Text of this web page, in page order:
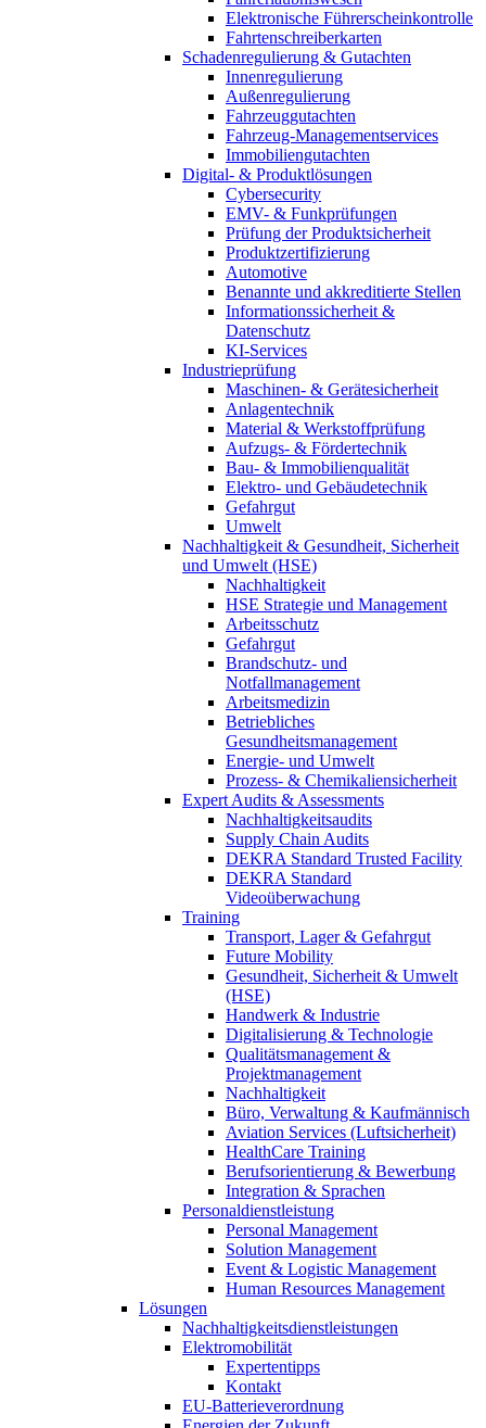
Elektronische Führerscheinkontrolle
Fahrtenschreiberkarten
Schadenregulierung & Gutachten
Innenregulierung
Außenregulierung
Fahrzeuggutachten
Fahrzeug-Managementservices
Immobiliengutachten
Digital- & Produktlösungen
Cybersecurity
EMV- & Funkprüfungen
Prüfung der Produktsicherheit
Produktzertifizierung
Automotive
Benannte und akkreditierte Stellen
Informationssicherheit &
Datenschutz
KI-Services
Industrieprüfung
Maschinen- & Gerätesicherheit
Anlagentechnik
Material & Werkstoffprüfung
Aufzugs- & Fördertechnik
Bau- & Immobilienqualität
Elektro- und Gebäudetechnik
Gefahrgut
Umwelt
Nachhaltigkeit & Gesundheit, Sicherheit
und Umwelt (HSE)
Nachhaltigkeit
HSE Strategie und Management
Arbeitsschutz
Gefahrgut
Brandschutz- und
Notfallmanagement
Arbeitsmedizin
Betriebliches
Gesundheitsmanagement
Energie- und Umwelt
Prozess- & Chemikaliensicherheit
Expert Audits & Assessments
Nachhaltigkeitsaudits
Supply Chain Audits
DEKRA Standard Trusted Facility
DEKRA Standard
Videoüberwachung
Training
Transport, Lager & Gefahrgut
Future Mobility
Gesundheit, Sicherheit & Umwelt
(HSE)
Handwerk & Industrie
Digitalisierung & Technologie
Qualitätsmanagement &
Projektmanagement
Nachhaltigkeit
Büro, Verwaltung & Kaufmännisch
Aviation Services (Luftsicherheit)
HealthCare Training
Berufsorientierung & Bewerbung
Integration & Sprachen
Personaldienstleistung
Personal Management
Solution Management
Event & Logistic Management
Human Resources Management
Lösungen
Nachhaltigkeitsdienstleistungen
Elektromobilität
Expertentipps
Kontakt
EU-Batterieverordnung